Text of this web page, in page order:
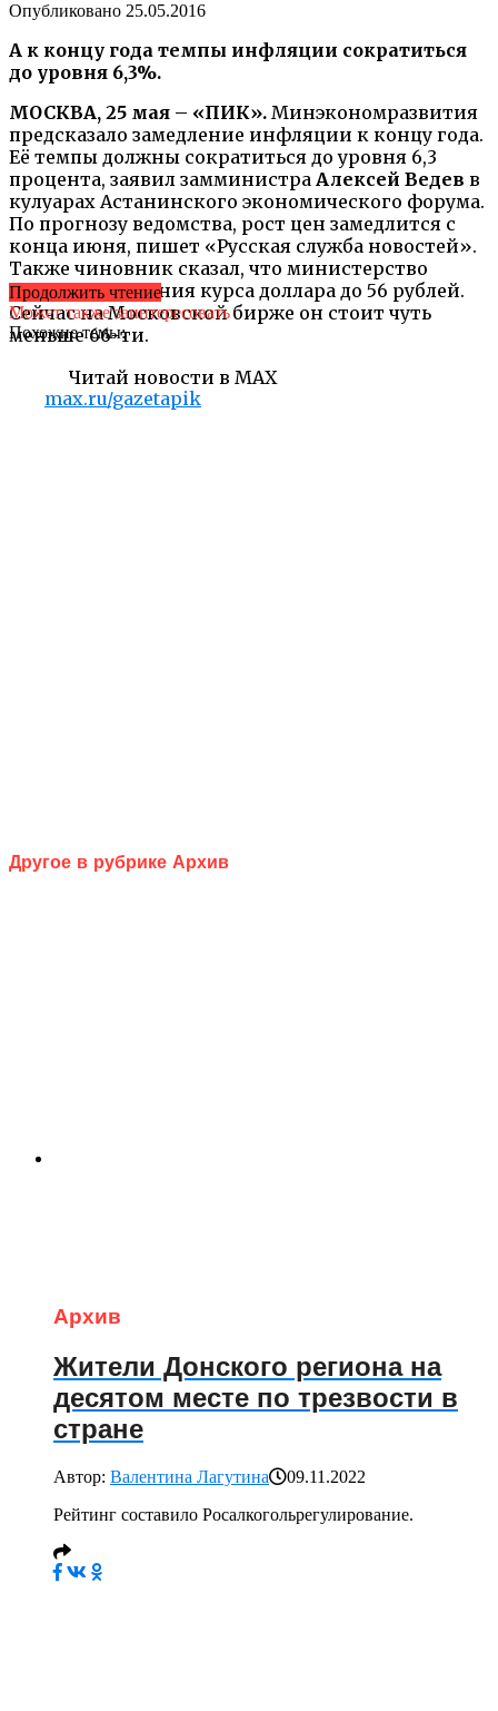
Опубликовано 25.05.2016
А к концу года темпы инфляции сократиться
до уровня 6,3%.
МОСКВА, 25 мая – «ПИК». Минэкономразвития
предсказало замедление инфляции к концу года.
Её темпы должны сократиться до уровня 6,3
процента, заявил замминистра Алексей Ведев в
кулуарах Астанинского экономического форума.
По прогнозу ведомства, рост цен замедлится с
конца июня, пишет «Русская служба новостей».
Также чиновник сказал, что министерство
ожидает снижения курса доллара до 56 рублей.
Сейчас на Московской бирже он стоит чуть
меньше 66-ти.
Читай новости в MAX
max.ru/gazetapik
Продолжить чтение
Может также заинтересовать
Похожие темы:
Другое в рубрике Архив
Архив
Жители Донского региона на
десятом месте по трезвости в
стране
Автор: Валентина Лагутина
09.11.2022
Рейтинг составило Росалкогольрегулирование.